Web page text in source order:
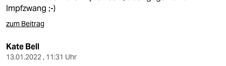
Impfzwang ;-)
zum Beitrag
Kate Bell
13.01.2022 , 11:31 Uhr